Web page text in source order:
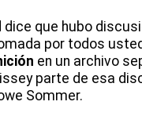
dice que hubo
por todos
en un archivo
parte de esa
Sommer.